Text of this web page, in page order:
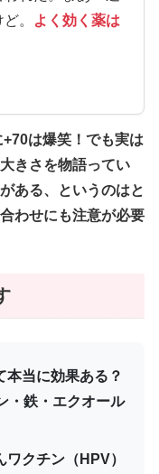
。
よく効く薬は
は爆笑！でも実は
きさを物語ってい
ある、というのはと
わせにも注意が必要
本当に効果ある？
・鉄・エクオール
ワクチン（HPV）